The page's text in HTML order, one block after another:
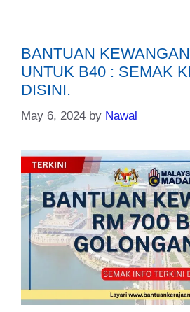
BANTUAN
UNTUK B40 : SEMAK
DISINI.
May 6, 2024 by Nawal